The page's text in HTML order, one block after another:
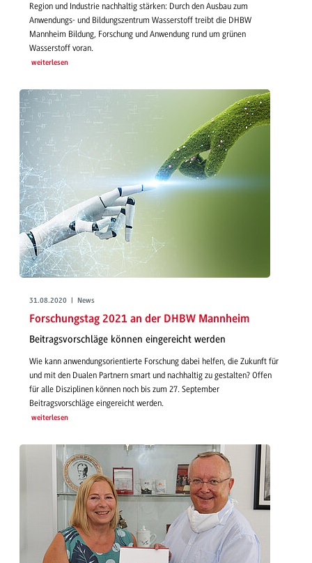
Region und Industrie nachhaltig stärken: Durch den Ausbau zum
Anwendungs- und Bildungszentrum Wasserstoff treibt die DHBW
Mannheim Bildung, Forschung und Anwendung rund um grünen
Wasserstoff voran.
weiterlesen
31.08.2020 | News
Forschungstag 2021 an der DHBW Mannheim
Beitragsvorschläge können eingereicht werden
Wie kann anwendungsorientierte Forschung dabei helfen, die Zukunft für
und mit den Dualen Partnern smart und nachhaltig zu gestalten? Offen
für alle Disziplinen können noch bis zum 27. September
Beitragsvorschläge eingereicht werden.
weiterlesen